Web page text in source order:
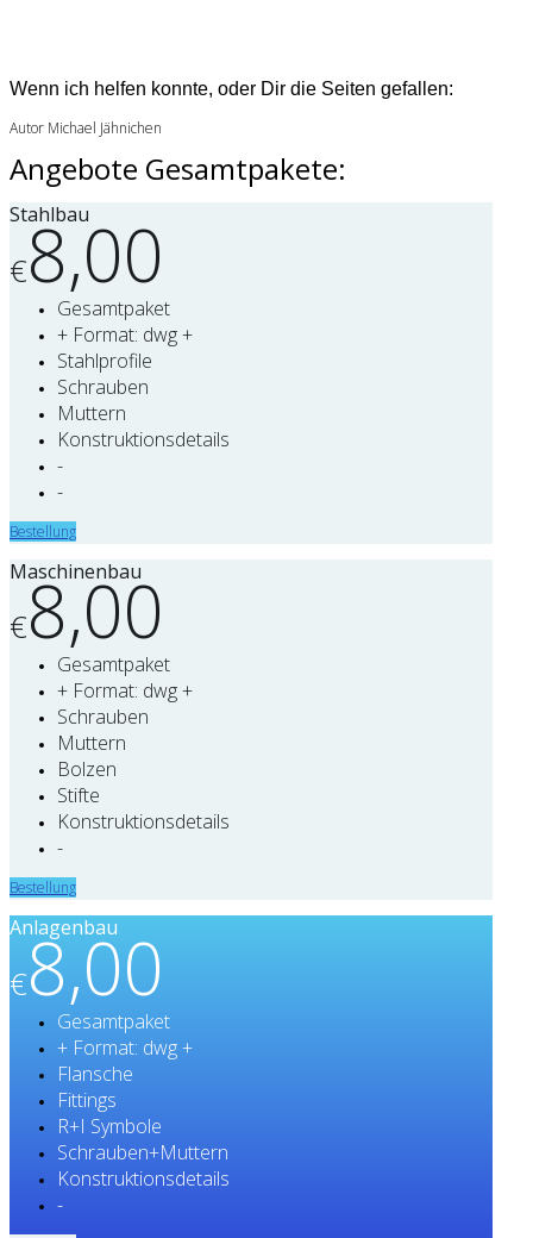
Wenn ich helfen konnte, oder Dir die Seiten gefallen:
Autor Michael Jähnichen
Angebote Gesamtpakete:
Stahlbau
€8,00
Gesamtpaket
+ Format: dwg +
Stahlprofile
Schrauben
Muttern
Konstruktionsdetails
-
-
Bestellung
Maschinenbau
€8,00
Gesamtpaket
+ Format: dwg +
Schrauben
Muttern
Bolzen
Stifte
Konstruktionsdetails
-
Bestellung
Anlagenbau
€8,00
Gesamtpaket
+ Format: dwg +
Flansche
Fittings
R+I Symbole
Schrauben+Muttern
Konstruktionsdetails
-